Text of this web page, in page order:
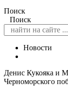
Поиск
Поиск
Новости
Денис Кукояка и
Черноморского